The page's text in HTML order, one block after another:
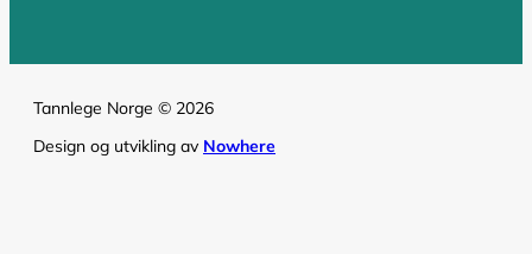
Tannlege Norge © 2026
Design og utvikling av Nowhere